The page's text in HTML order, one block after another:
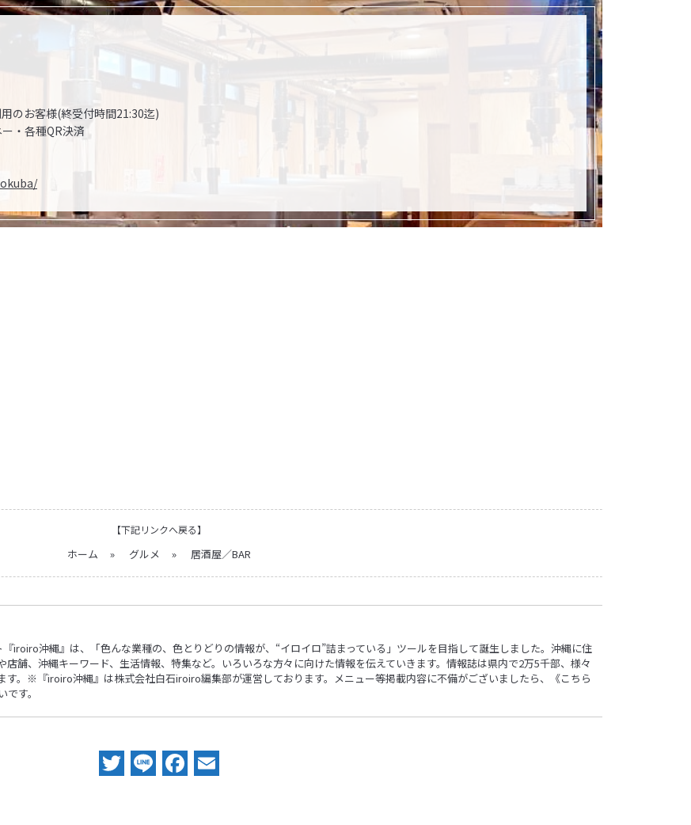
のお客様(終受付時間21:30迄)
・各種QR決済
【下記リンクへ戻る】
ホーム » グルメ » 居酒屋／BAR
iroiro沖縄』は、「色んな業種の、色とりどりの情報が、“イロイロ”詰まっている」ツールを目指して誕生しました。沖縄に住
舗、沖縄キーワード、生活情報、特集など。いろいろな方々に向けた情報を伝えていきます。情報誌は県内で2万5千部、様々
す。※『iroiro沖縄』は株式会社白石iroiro編集部が運営しております。メニュー等掲載内容に不備がございましたら、
《こちら
す。
Twitter
LineFacebook